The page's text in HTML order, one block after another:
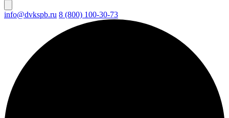
info@dvkspb.ru 8 (800) 100-30-73